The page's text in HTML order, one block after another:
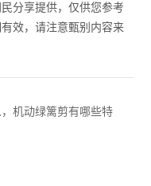
分享提供，仅供您参考
效，请注意甄别内容来
机动绿篱剪有哪些特